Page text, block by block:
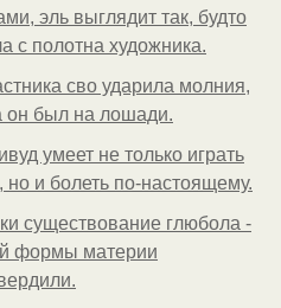
эль выглядит так, будто
с полотна художника.
сво ударила молния,
он был на лошади.
умеет не только играть
но и болеть по-настоящему.
существование глюбола -
формы материи